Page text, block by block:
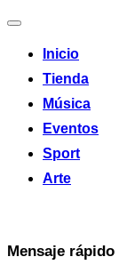
Alternar
navegación
Inicio
Tienda
Música
Eventos
Sport
Arte
Mensaje rápido